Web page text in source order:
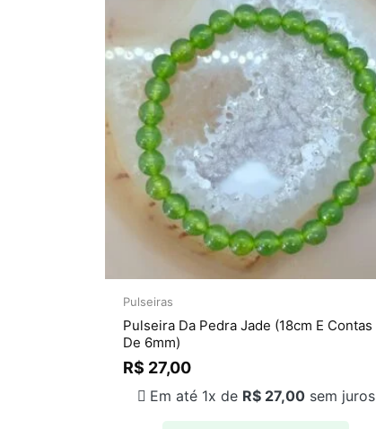
Pulseiras
Pulseira Da Pedra Jade (18cm E Contas
De 6mm)
R$ 27,00
Em até 1x de R$27,00sem juros